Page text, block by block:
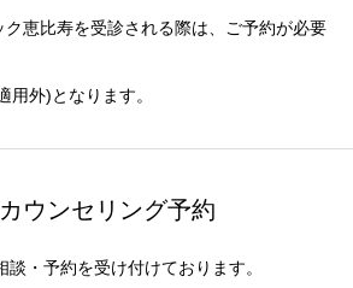
恵比寿を受診される際は、ご予約が必要
用外)となります。
ウンセリング予約
・予約を受け付けております。